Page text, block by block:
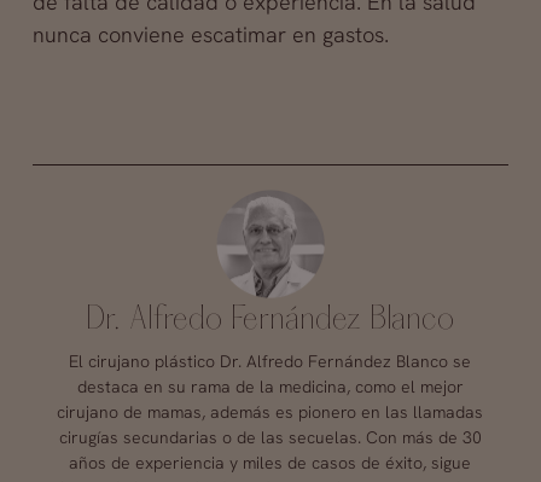
nunca conviene escatimar en gastos.
Dr. Alfredo Fernández Blanco
El cirujano plástico Dr. Alfredo Fernández Blanco se
destaca en su rama de la medicina, como el mejor
cirujano de mamas, además es pionero en las llamadas
cirugías secundarias o de las secuelas. Con más de 30
años de experiencia y miles de casos de éxito, sigue